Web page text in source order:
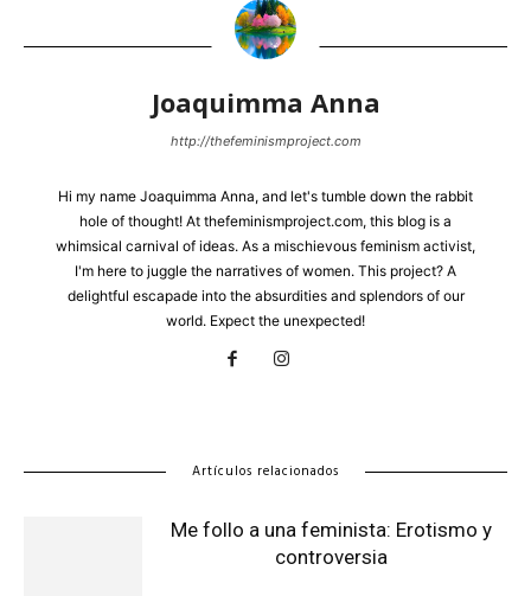
Joaquimma Anna
http://thefeminismproject.com
Hi my name Joaquimma Anna, and let's tumble down the rabbit
hole of thought! At thefeminismproject.com, this blog is a
whimsical carnival of ideas. As a mischievous feminism activist,
I'm here to juggle the narratives of women. This project? A
delightful escapade into the absurdities and splendors of our
world. Expect the unexpected!
Artículos relacionados
Me follo a una feminista: Erotismo y
controversia